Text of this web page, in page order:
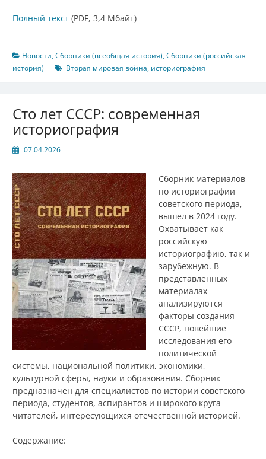
Полный текст (PDF, 3,4 Мбайт)
Новости,Сборники (всеобщая история),Сборники (российская
история)
Вторая мировая война, историография
Сто лет СССР: современная
историография
07.04.2026
Сборник материалов
по историографии
советского периода,
вышел в 2024 году.
Охватывает как
российскую
историографию, так и
зарубежную. В
представленных
материалах
анализируются
факторы создания
СССР, новейшие
исследования его
политической
системы, национальной политики, экономики,
культурной сферы, науки и образования. Сборник
предназначен для специалистов по истории советского
периода, студентов, аспирантов и широкого круга
читателей, интересующихся отечественной историей.
Содержание: